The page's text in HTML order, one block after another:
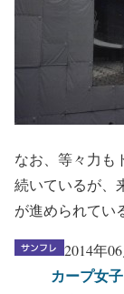
なお、等々力も
続いているが、
が進められてい
2014年
カープ女